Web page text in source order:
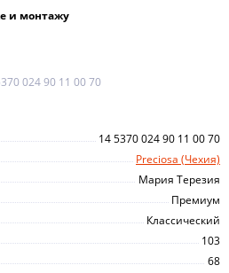
и монтажу
024 90 11 00 70
14 5370 024 90 11 00 70
Preciosa (Чехия)
Мария Терезия
Премиум
Классический
103
68